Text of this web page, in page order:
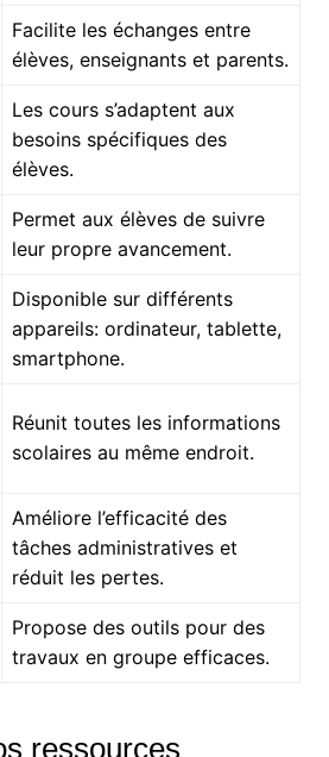
Facilite les échanges entre
élèves, enseignants et parents.
Les cours s’adaptent aux
besoins spécifiques des
élèves.
Permet aux élèves de suivre
leur propre avancement.
Disponible sur différents
appareils: ordinateur, tablette,
smartphone.
Réunit toutes les informations
scolaires au même endroit.
Améliore l’efficacité des
tâches administratives et
réduit les pertes.
Propose des outils pour des
travaux en groupe efficaces.
ressources